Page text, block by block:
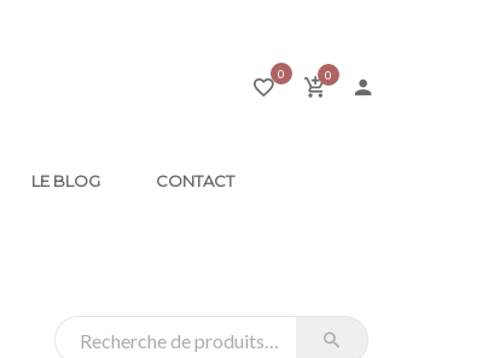
0 0
LE BLOG CONTACT
Recherche pour :